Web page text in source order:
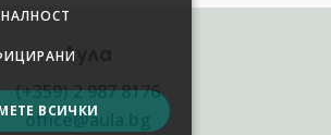
Аула
(+359) 2 987 8176
office@aula.bg
ВСИЧКИ